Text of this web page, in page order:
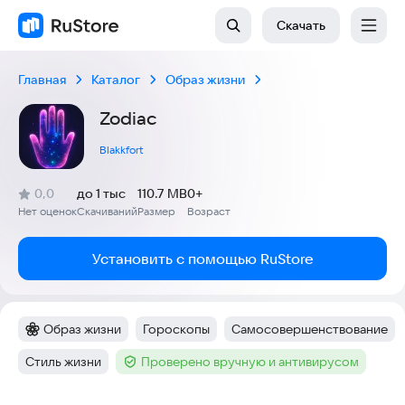
Скачать
Главная Каталог Образ жизни
Zodiac
Blakkfort
Рейтинг:
0,0
(
Нет оценок
)
Скачиваний
до 1 тыс
Размер
110.7 MB
Возраст
0+
Установить с помощью RuStore
Категория:
Образ жизни Тег:
Гороскопы Тег:
Самосовершенствование
Тег:
Стиль жизни Тег :Проверено вручную и антивирусом